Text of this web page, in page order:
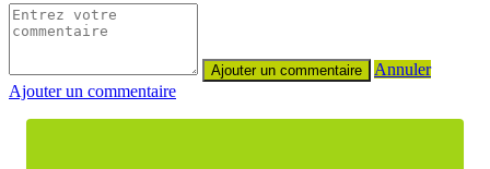
Annuler
Ajouter un commentaire